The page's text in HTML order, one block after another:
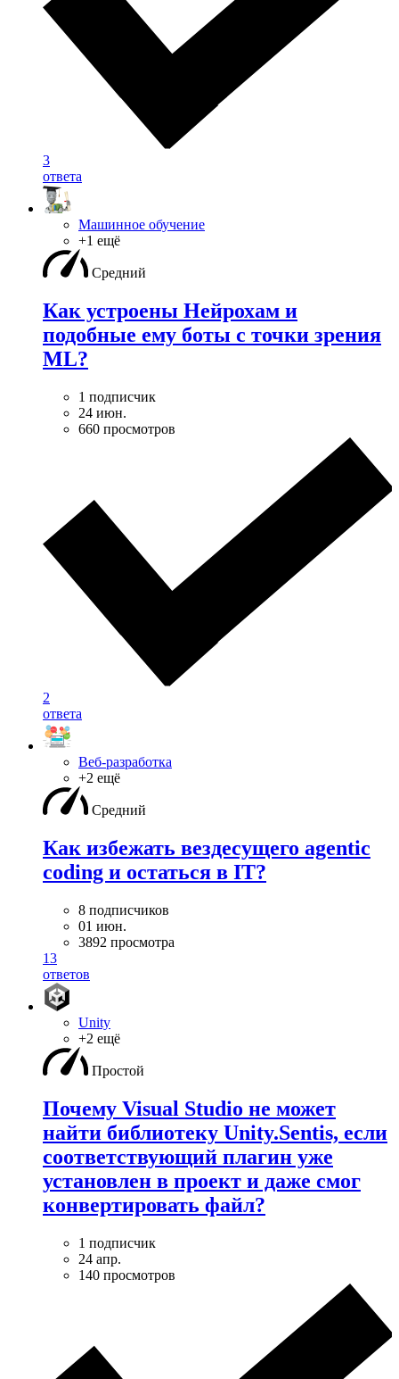
3
ответа
Машинное обучение
+1 ещё
Средний
Как устроены Нейрохам и
подобные ему боты с точки зрения
ML?
1 подписчик
24 июн.
660 просмотров
2
ответа
Веб-разработка
+2 ещё
Средний
Как избежать вездесущего agentic
coding и остаться в IT?
8 подписчиков
01 июн.
3892 просмотра
13
ответов
Unity
+2 ещё
Простой
Почему Visual Studio не может
найти библиотеку Unity.Sentis, если
соответствующий плагин уже
установлен в проект и даже смог
конвертировать файл?
1 подписчик
24 апр.
140 просмотров